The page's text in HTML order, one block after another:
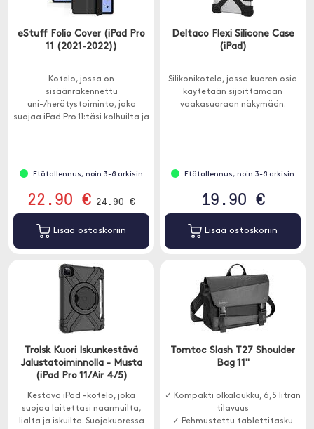
eStuff Folio Cover (iPad Pro
11 (2021-2022))
Kotelo, jossa on
sisäänrakennettu
uni-/herätystoiminto, joka
suojaa iPad Pro 11:täsi kolhuilta ja
Etätallennus, noin 3-8 arkisin
22.90 € 24.90 €
Lisää ostoskoriin
Deltaco Flexi Silicone Case
(iPad)
Silikonikotelo, jossa kuoren osia
käytetään sijoittamaan
vaakasuoraan näkymään.
Etätallennus, noin 3-8 arkisin
19.90 €
Lisää ostoskoriin
Trolsk Kuori Iskunkestävä
Jalustatoiminnolla - Musta
(iPad Pro 11/Air 4/5)
Kestävä iPad -kotelo, joka
suojaa laitettasi naarmuilta,
lialta ja iskuilta. Suojakuoressa
Tomtoc Slash T27 Shoulder
Bag 11''
✓ Kompakti olkalaukku, 6,5 litran
tilavuus
✓ Pehmustettu tablettitasku